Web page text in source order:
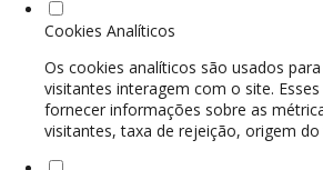
Cookies Analíticos
Os cookies analíticos são usados
visitantes interagem com o site.
fornecer informações sobre as
visitantes, taxa de rejeição, origem